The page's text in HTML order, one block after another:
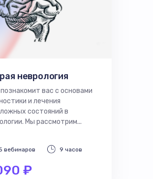
неврология
познакомит вас с основами
и лечения
состояний в
Мы рассмотрим...
вебинаров 9 часов
₽